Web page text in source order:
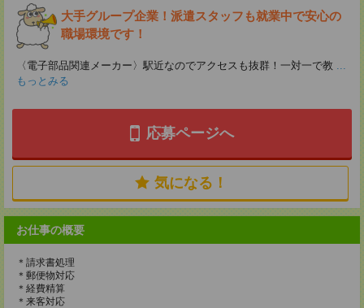
大手グループ企業！派遣スタッフも就業中で安心の
職場環境です！
〈電子部品関連メーカー〉駅近なのでアクセスも抜群！一対一で教 ...
もっとみる
応募ページへ
気になる！
お仕事の概要
＊請求書処理
＊郵便物対応
＊経費精算
＊来客対応